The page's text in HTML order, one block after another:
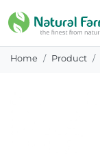
Home Product